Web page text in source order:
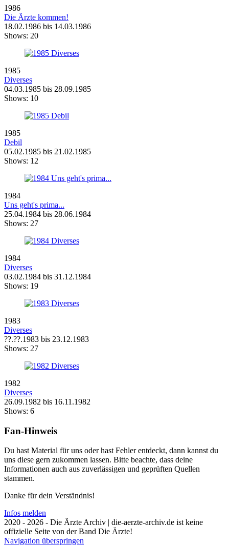
1986
Die Ärzte kommen!
18.02.1986 bis 14.03.1986
Shows: 20
1985
Diverses
04.03.1985 bis 28.09.1985
Shows: 10
1985
Debil
05.02.1985 bis 21.02.1985
Shows: 12
1984
Uns geht's prima...
25.04.1984 bis 28.06.1984
Shows: 27
1984
Diverses
03.02.1984 bis 31.12.1984
Shows: 19
1983
Diverses
??.??.1983 bis 23.12.1983
Shows: 27
1982
Diverses
26.09.1982 bis 16.11.1982
Shows: 6
Fan-Hinweis
Du hast Material für uns oder hast Fehler entdeckt, dann kannst du
uns diese gern zukommen lassen. Bitte beachte, dass deine
Informationen auch aus zuverlässigen und geprüften Quellen
stammen.
Danke für dein Verständnis!
Infos melden
2020 - 2026 - Die Ärzte Archiv | die-aerzte-archiv.de ist keine
offizielle Seite von der Band Die Ärzte!
Navigation überspringen